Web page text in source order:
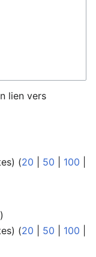
lien vers
) (20 50 100
)
) (20 50 100